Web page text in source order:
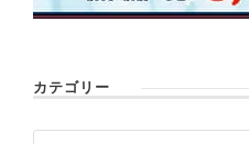
カテゴリー